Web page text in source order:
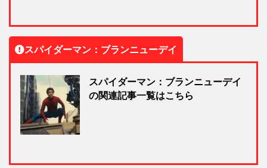
スパイダーマン：ブランニューデイ
スパイダーマン：ブランニューデイ
の関連記事一覧はこちら